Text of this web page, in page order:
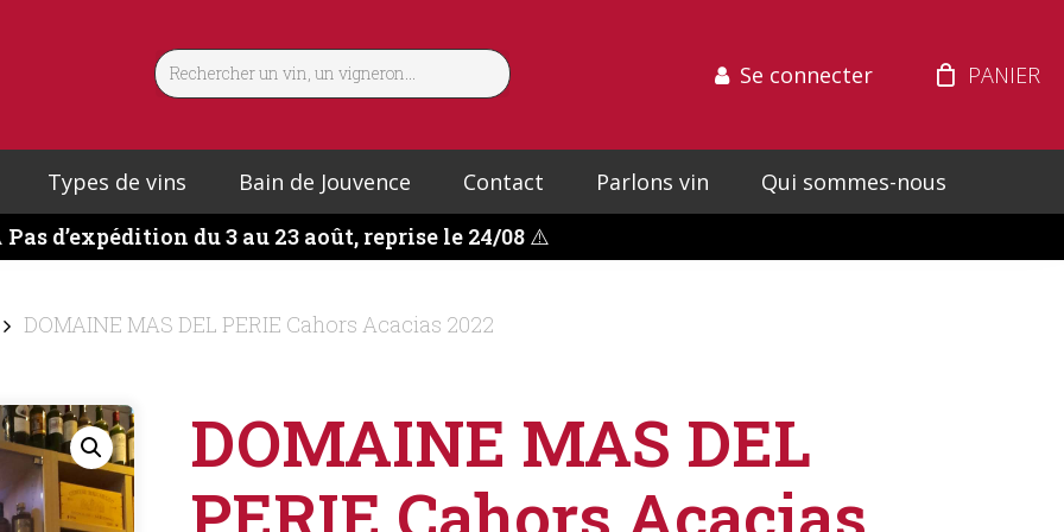
Se connecter
Types de vins Bain de Jouvence Contact Parlons vin
Qui sommes-nous
Pas d’expédition du 3 au 23 août, reprise le 24/08⚠️
DOMAINE MAS DEL PERIE Cahors Acacias 2022
DOMAINE MAS DEL